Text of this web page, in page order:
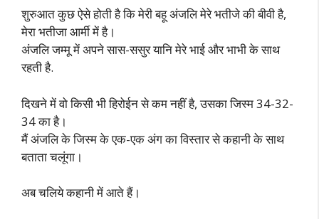
शुरुआत कुछ ऐसे होती है कि मेरी बहू अंजलि मेरे भतीजे की बीवी है,
मेरा भतीजा आर्मी में है।
अंजलि जम्मू में अपने सास-ससुर यानि मेरे भाई और भाभी के साथ
रहती है.
दिखने में वो किसी भी हिरोईन से कम नहीं है, उसका जिस्म 34-32-
34 का है।
मैं अंजलि के जिस्म के एक-एक अंग का विस्तार से कहानी के साथ
बताता चलूंगा।
अब चलिये कहानी में आते हैं।